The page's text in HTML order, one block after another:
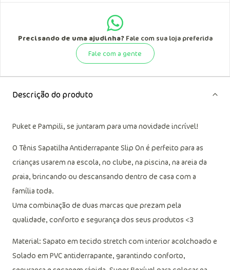
Precisando de uma ajudinha?Fale com sua loja preferida
Fale com a gente
Descrição do produto
Puket e Pampili, se juntaram para uma novidade incrível!
O Tênis Sapatilha Antiderrapante Slip On é perfeito para as
crianças usarem na escola, no clube, na piscina, na areia da
praia, brincando ou descansando dentro de casa com a
família toda.
Uma combinação de duas marcas que prezam pela
qualidade, conforto e segurança dos seus produtos <3
Material: Sapato em tecido stretch com interior acolchoado e
Solado em PVC antiderrapante, garantindo conforto,